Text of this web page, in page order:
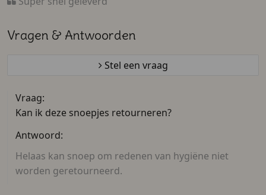
Vragen & Antwoorden
Stel een vraag
Vraag:
Kan ik deze snoepjes retourneren?
Antwoord:
Helaas kan snoep om redenen van hygiëne niet
worden geretourneerd.